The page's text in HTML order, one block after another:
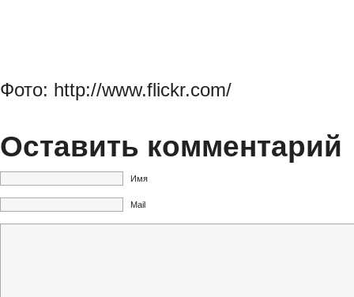
Фото: http://www.flickr.com/
Оставить комментарий
Имя
Mail